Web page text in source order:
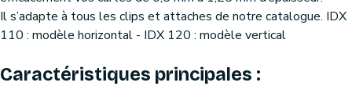
Il s’adapte à tous les clips et attaches de notre catalogue. IDX
110 : modèle horizontal - IDX 120 : modèle vertical
Caractéristiques principales :